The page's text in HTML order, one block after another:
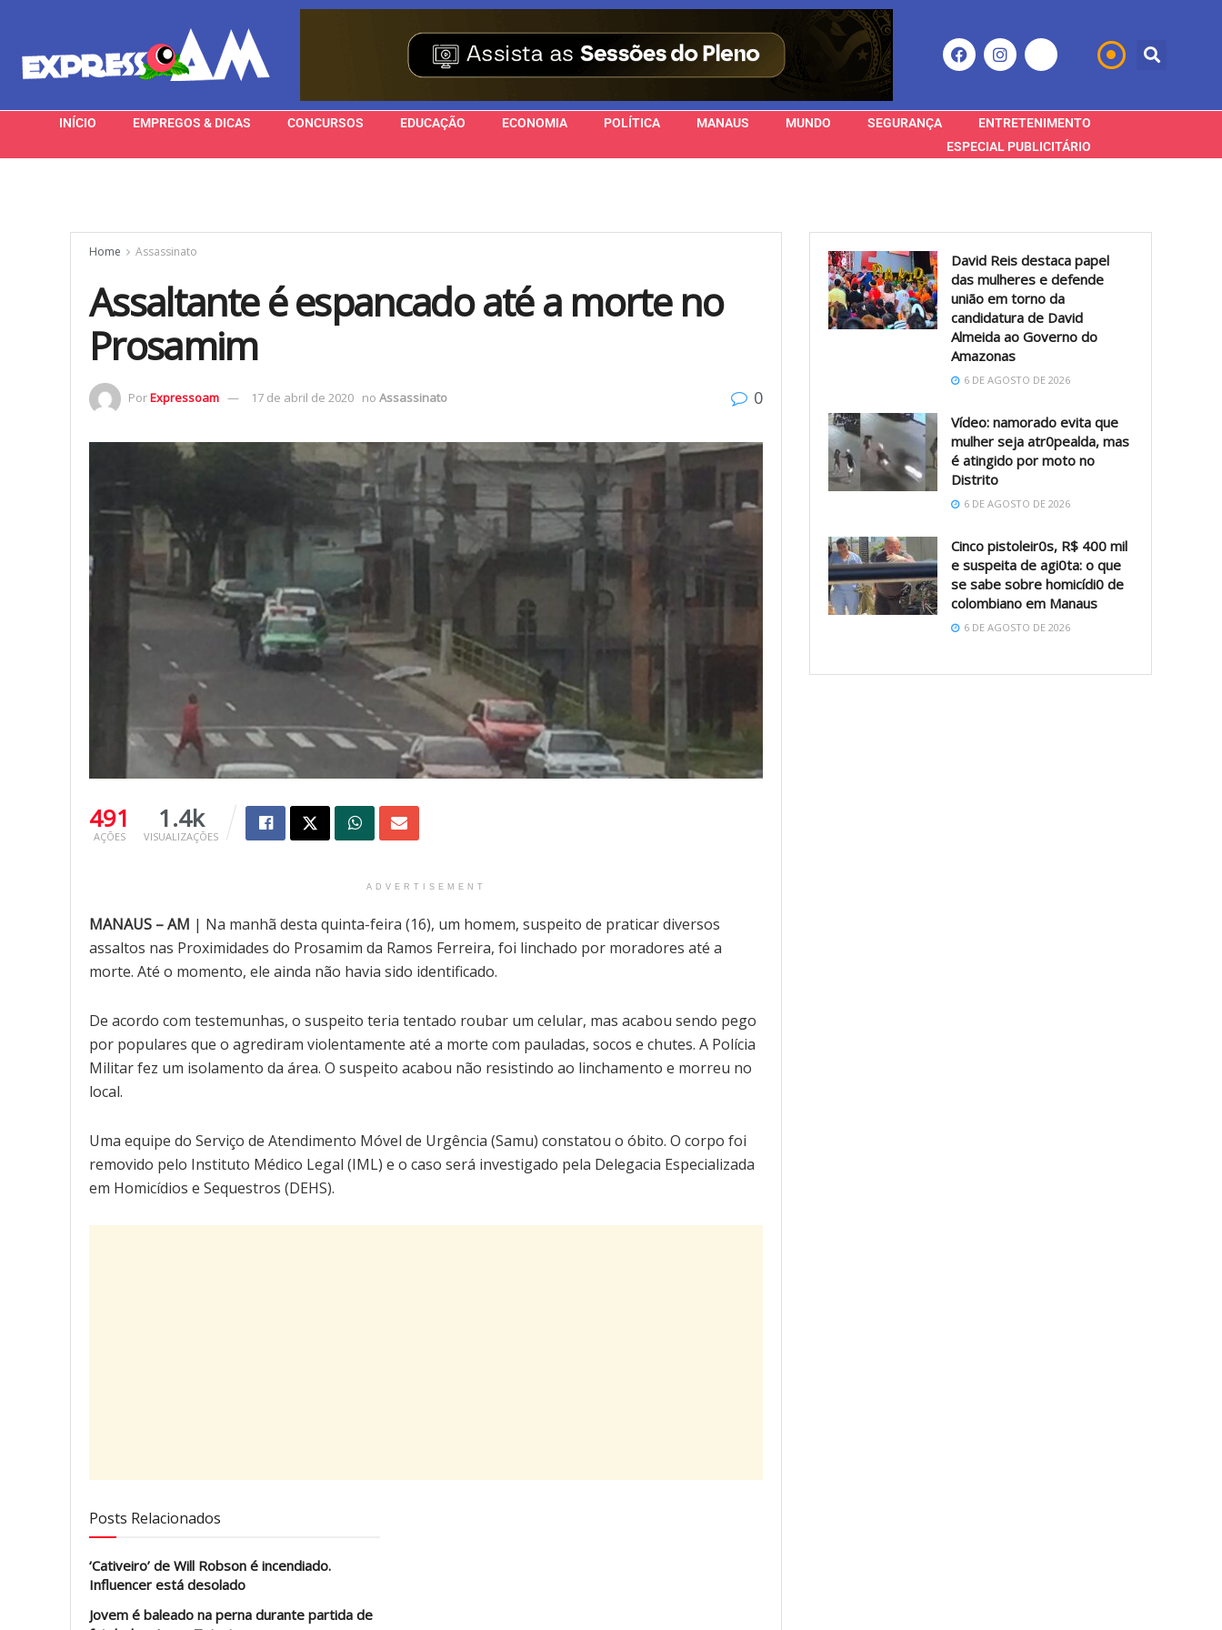
INÍCIO EMPREGOS & DICAS CONCURSOS EDUCAÇÃO ECONOMIA POLÍTICA MANAUS MUNDO SEGURANÇA
ENTRETENIMENTO
ESPECIAL PUBLICITÁRIO
Home Assassinato
Assaltante é espancado até a morte no
Prosamim
PorExpressoam 17 de abril de 2020 no Assassinato 0
491
AÇÕES
1.4k
VISUALIZAÇÕES
ADVERTISEMENT
MANAUS – AM | Na manhã desta quinta-feira (16), um homem, suspeito de praticar diversos
assaltos nas Proximidades do Prosamim da Ramos Ferreira, foi linchado por moradores até a
morte. Até o momento, ele ainda não havia sido identificado.
De acordo com testemunhas, o suspeito teria tentado roubar um celular, mas acabou sendo pego
por populares que o agrediram violentamente até a morte com pauladas, socos e chutes. A Polícia
Militar fez um isolamento da área. O suspeito acabou não resistindo ao linchamento e morreu no
local.
Uma equipe do Serviço de Atendimento Móvel de Urgência (Samu) constatou o óbito. O corpo foi
removido pelo Instituto Médico Legal (IML) e o caso será investigado pela Delegacia Especializada
em Homicídios e Sequestros (DEHS).
Posts Relacionados
‘Cativeiro’ de Will Robson é incendiado.
Influencer está desolado
Jovem é baleado na perna durante partida de
David Reis destaca papel
das mulheres e defende
união em torno da
candidatura de David
Almeida ao Governo do
Amazonas
6 DE AGOSTO DE 2026
Vídeo: namorado evita que
mulher seja atr0pealda, mas
é atingido por moto no
Distrito
6 DE AGOSTO DE 2026
Cinco pistoleir0s, R$ 400 mil
e suspeita de agi0ta: o que
se sabe sobre homicídi0 de
colombiano em Manaus
6 DE AGOSTO DE 2026